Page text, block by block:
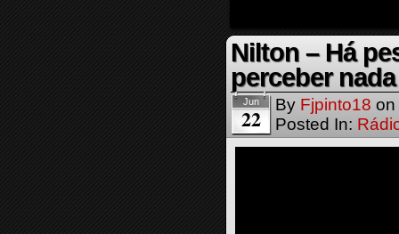
Nilton – Há
perceber
Jun
22 By Fjpinto18 on
Posted In: